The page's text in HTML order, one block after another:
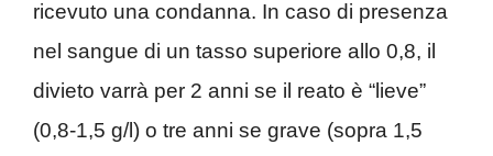
ricevuto una condanna. In caso di presenza
nel sangue di un tasso superiore allo 0,8, il
divieto varrà per 2 anni se il reato è “lieve”
(0,8-1,5 g/l) o tre anni se grave (sopra 1,5